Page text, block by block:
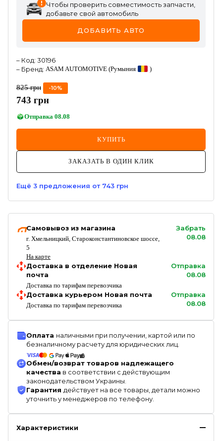
Чтобы проверить совместимость запчасти,
добавьте свой автомобиль
ДОБАВИТЬ АВТО
– Код: 30196
– Бренд: ASAM AUTOMOTIVE (Румыния )
825 грн -10%
743 грн
Отправка 08.08
КУПИТЬ
ЗАКАЗАТЬ В ОДИН КЛИК
Ещё 3 предложения от 743 грн
Самовывоз из магазина
г. Хмельницкий, Староконстантиновское шоссе,
5
На карте
Забрать
08.08
Доставка в отделение Новая
почта
Доставка по тарифам перевозчика
Отправка
08.08
Доставка курьером Новая почта
Доставка по тарифам перевозчика
Отправка
08.08
Оплата наличными при получении, картой или по
безналичному расчету для юридических лиц.
Обмен/возврат товаров надлежащего
качества в соответствии с действующим
законодательством Украины.
Гарантия действует на все товары, детали можно
уточнить у менеджеров по телефону.
Характеристики